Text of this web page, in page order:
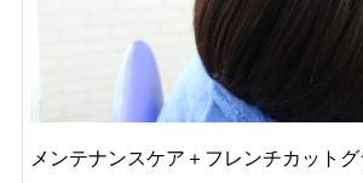
メンテナンスケア＋フレンチカットグ